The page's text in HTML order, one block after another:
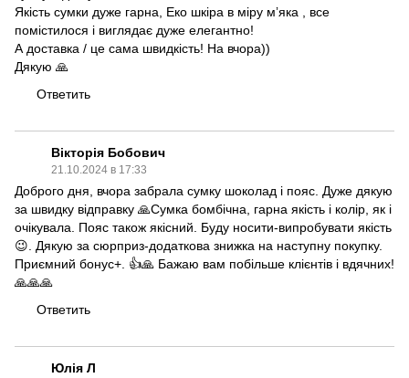
Якість сумки дуже гарна, Еко шкіра в міру мʼяка , все
помістилося і виглядає дуже елегантно!
А доставка / це сама швидкість! На вчора))
Дякую 🙏
Ответить
Вікторія Бобович
21.10.2024 в 17:33
Доброго дня, вчора забрала сумку шоколад і пояс. Дуже дякую
за швидку відправку 🙏Сумка бомбічна, гарна якість і колір, як і
очікувала. Пояс також якісний. Буду носити-випробувати якість
😉. Дякую за сюрприз-додаткова знижка на наступну покупку.
Приємний бонус+. 👍🙏 Бажаю вам побільше клієнтів і вдячних!
🙏🙏🙏
Ответить
Юлія Л